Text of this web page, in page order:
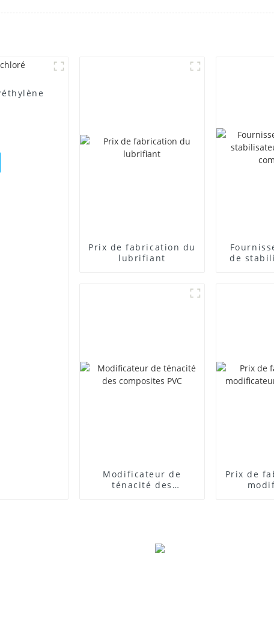
Prix ​​de fabrication du
lubrifiant
de
Modificateur de
ténacité des
Prix ​​de